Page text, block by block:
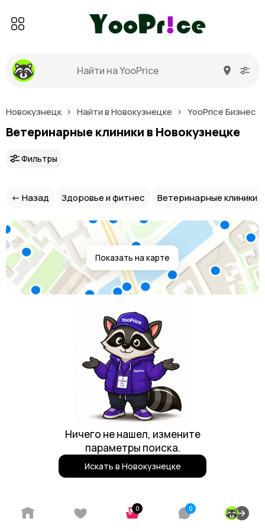
Новокузнецк Найти в Новокузнецке YooPrice Бизнес
Ветеринарные клиники в Новокузнецке
Фильтры
← Назад Здоровье и фитнес Ветеринарные клиники
Показать на карте
Ничего не нашел, измените
параметры поиска.
Искать в Новокузнецке
Реклама
0 0